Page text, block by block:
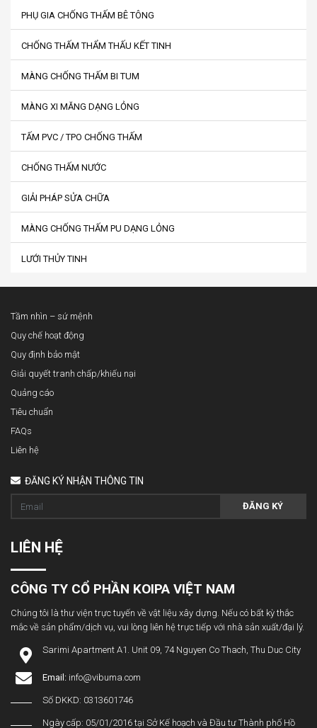
PHỤ GIA CHỐNG THẤM BÊ TÔNG
CHỐNG THẤM THẨM THẤU KẾT TINH
MÀNG CHỐNG THẤM BI TUM
MÀNG XI MĂNG DẠNG LỎNG
TẤM PVC / TPO CHỐNG THẤM
CHỐNG THẤM NƯỚC
GIẢI PHÁP SỬA CHỮA
MÀNG CHỐNG THẤM PU DẠNG LỎNG
LƯỚI THỦY TINH
Tầm nhìn – sứ mệnh
Quy chế hoạt động
Quy định bảo mật
Giải quyết tranh chấp/khiếu nại
Quảng cáo
Tiêu chuẩn
FAQs
Liên hệ
ĐĂNG KÝ NHẬN THÔNG TIN
ĐĂNG KÝ
LIÊN HỆ
CÔNG TY CỔ PHẦN KOIPA VIỆT NAM
Chúng tôi là thư viện trực tuyến về vật liệu xây dựng. Nếu có bất kỳ thắc
mắc về sản phẩm/dịch vụ, vui lòng liên hệ trực tiếp với nhà sản xuất/đại lý.
Sarimi Apartment A1. Unit 09, 74 Nguyen Co Thach, Thu Duc City
Email: info@vibuma.com
Số DKKD: 0313601746
Ngày cấp: 05/01/2016 tại Sở Kế hoạch và Đầu tư Thành phố Hồ